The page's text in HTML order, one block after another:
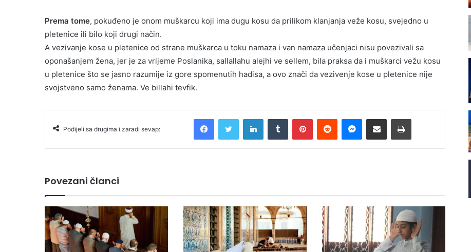
Prema tome, pokuđeno je onom muškarcu koji ima dugu kosu da prilikom klanjanja veže kosu, svejedno u
pletenice ili bilo koji drugi način.
A vezivanje kose u pletenice od strane muškarca u toku namaza i van namaza učenjaci nisu povezivali sa
oponašanjem žena, jer je za vrijeme Poslanika, sallallahu alejhi ve sellem, bila praksa da i muškarci vežu kosu
u pletenice što se jasno razumije iz gore spomenutih hadisa, a ovo znači da vezivenje kose u pletenice nije
svojstveno samo ženama. Ve billahi tevfik.
Podijeli sa drugima i zaradi sevap:
Povezani članci